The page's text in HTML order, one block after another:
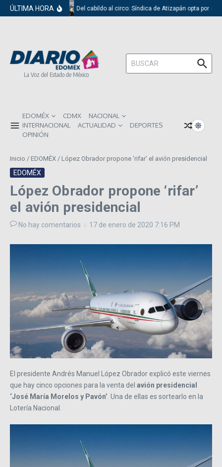
Saltar al contenido
ÚLTIMA HORA Del cabildo al circo: Síndica de Atizapán opta por el
La Voz del Estado de México
Buscar:
EDOMÉX CDMX
NACIONAL
INTERNACIONAL
ACTUALIDAD
DEPORTES
OPINIÓN
Inicio / EDOMÉX / López Obrador propone ‘rifar’ el avión presidencial
EDOMÉX
López Obrador propone ‘rifar’
el avión presidencial
No hay comentarios 17 de enero de 2020 7:16 PM
El presidente Andrés Manuel López Obrador explicó este viernes
que hay cinco opciones para la venta del avión presidencial
‘José María Morelos y Pavón’ . Una de ellas es sortearlo en la
Lotería Nacional.